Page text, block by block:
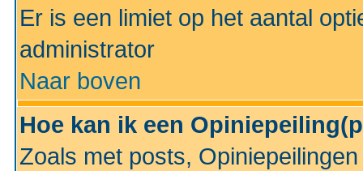
Er is een limiet op het aantal
administrator
Naar boven
Hoe kan ik een
Zoals met posts,